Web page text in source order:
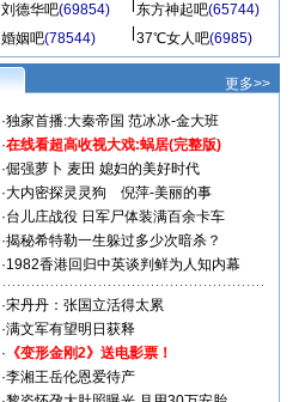
刘德华吧(69854) 东方神起吧(65744)
婚姻吧(78544) 37℃女人吧(6985)
更多>>
·独家首播:大秦帝国 范冰冰-金大班
·在线看超高收视大戏:蜗居(完整版)
·倔强萝卜 麦田 媳妇的美好时代
·大内密探灵灵狗
倪萍-美丽的事
·台儿庄战役 日军尸体装满百余卡车
·揭秘希特勒一生躲过多少次暗杀？
·1982香港回归中英谈判鲜为人知内幕
·宋丹丹：张国立活得太累
·满文军有望明日获释
· 《变形金刚2》送电影票！
·李湘王岳伦恩爱待产